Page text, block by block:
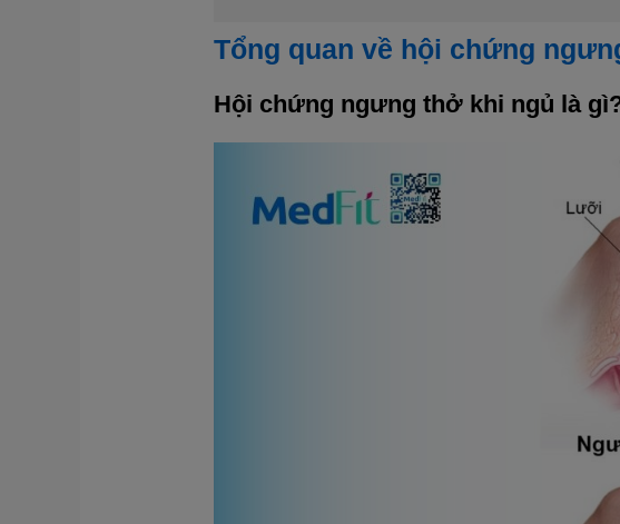
Tổng quan về hội chứng
Hội chứng ngưng thở khi ngủ là